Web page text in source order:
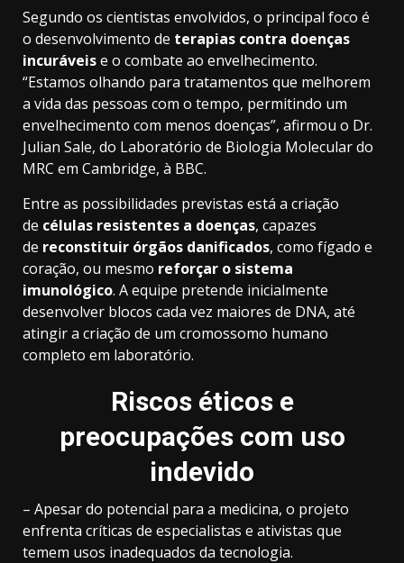
Segundo os cientistas envolvidos, o principal foco é
o desenvolvimento de terapias contra doenças
incuráveise o combate ao envelhecimento.
“Estamos olhando para tratamentos que melhorem
a vida das pessoas com o tempo, permitindo um
envelhecimento com menos doenças”, afirmou o Dr.
Julian Sale, do Laboratório de Biologia Molecular do
MRC em Cambridge, à BBC.
Entre as possibilidades previstas está a criação
de células resistentes a doenças, capazes
de reconstituir órgãos danificados, como fígado e
coração, ou mesmo reforçar o sistema
imunológico. A equipe pretende inicialmente
desenvolver blocos cada vez maiores de DNA, até
atingir a criação de um cromossomo humano
completo em laboratório.
Riscos éticos e
preocupações com uso
indevido
– Apesar do potencial para a medicina, o projeto
enfrenta críticas de especialistas e ativistas que
temem usos inadequados da tecnologia.